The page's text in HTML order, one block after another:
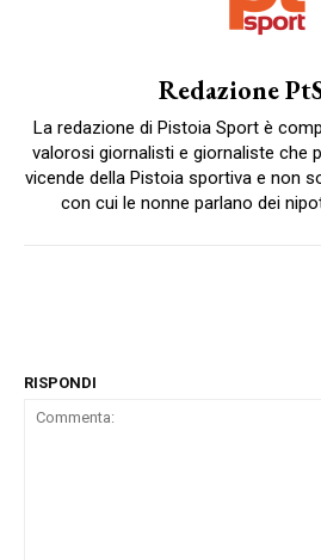
Redazione
La redazione di Pistoia Sport è
valorosi giornalisti e giornaliste che
vicende della Pistoia sportiva e non
con cui le nonne parlano dei
RISPONDI